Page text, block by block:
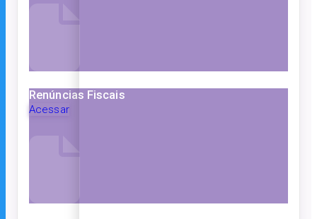
Renúncias Fiscais
Acessar